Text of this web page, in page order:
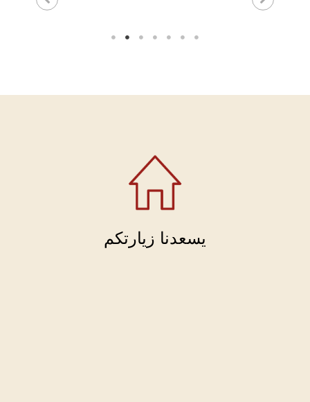
يسعدنا زيارتكم